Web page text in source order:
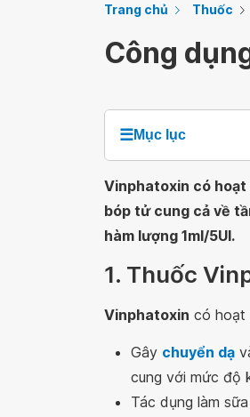
Trang chủ Thuốc
Công
☰Mục lục
Vinphatoxin có
bóp tử cung cả về
hàm lượng 1ml/5UI.
1. Thuốc
Vinphatoxin có hoạt
Gây chuyển dạ
cung với mức độ
Tác dụng làm